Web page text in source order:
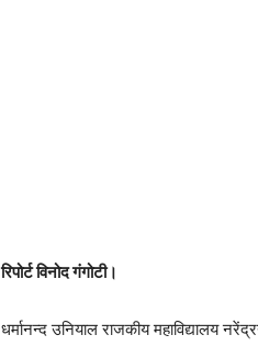
रिपोर्ट विनोद गंगोटी।
धर्मानन्द उनियाल राजकीय महाविद्यालय